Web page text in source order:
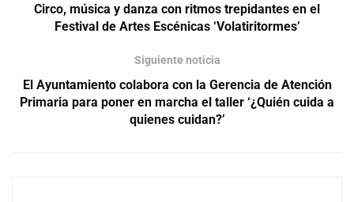
Circo, música y danza con ritmos trepidantes en el
Festival de Artes Escénicas ‘Volatiritormes’
Siguiente noticia
El Ayuntamiento colabora con la Gerencia de Atención
Primaria para poner en marcha el taller ‘¿Quién cuida a
quienes cuidan?’